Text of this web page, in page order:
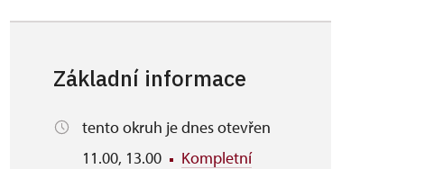
Základní informace
tento okruh je dnes otevřen
11.00, 13.00
Kompletní